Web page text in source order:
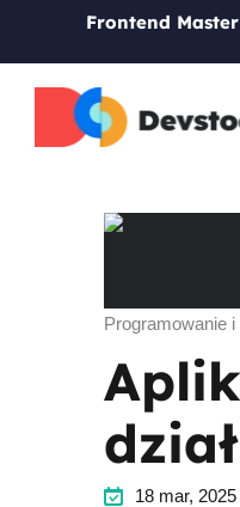
Frontend
Programowanie
18 mar, 2025